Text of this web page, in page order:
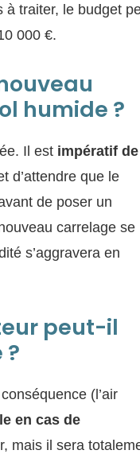
à traiter, le budget
000 €.
humide ?
Il est impératif de
d’attendre que le
de poser un
carrelage se
s’aggravera en
peut-il
?
(l’air
en cas de
mais il sera